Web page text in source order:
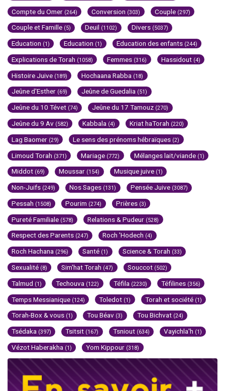
Compte du Omer (264) Conversion (303) Couple (297)
Couple et Famille (5) Deuil (1102) Divers (5037)
Education (1) Education (1) Education des enfants (244)
Explications de Torah (1058) Femmes (316) Hassidout (4)
Histoire Juive (189) Hochaana Rabba (18)
Jeûne d'Esther (69) Jeûne de Guedalia (51)
Jeûne du 10 Tévet (74) Jeûne du 17 Tamouz (270)
Jeûne du 9 Av (582) Kabbala (4) Kriat haTorah (220)
Lag Baomer (29) Le sens des prénoms hébraïques (2)
Limoud Torah (371) Mariage (772) Mélanges lait/viande (1)
Middot (69) Moussar (154) Musique juive (1)
Non-Juifs (249) Nos Sages (131) Pensée Juive (3087)
Pessah (1508) Pourim (274) Prières (3)
Pureté Familiale (578) Relations & Pudeur (528)
Respect des Parents (247) Roch 'Hodech (4)
Roch Hachana (296) Santé (1) Science & Torah (33)
Sexualité (8) Sim'hat Torah (47) Souccot (502)
Talmud (1) Techouva (122) Téfila (2230) Téfilines (356)
Temps Messianique (124) Toledot (1) Torah et société (1)
Torah-Box & vous (1) Tou Béav (3) Tou Bichvat (24)
Tsédaka (397) Tsitsit (167) Tsniout (634) Vayichla'h (1)
Vézot Haberakha (1) Yom Kippour (318)